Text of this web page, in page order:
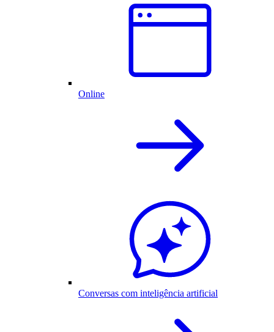
Online
Conversas com inteligência artificial